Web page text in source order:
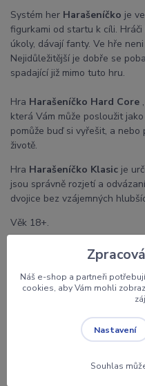
Systém her Harašeníčko je
figurkami od startu k cíli.
úkoly, dávají fanty. Ve hře
Nejidůležitější je dobře se
spadající již mimo tuto hru.
Hra Harašeníčko Hard Core
která Vám může posloužit
pomůže buď si vyřešit, a
životě.
Hra Harašeníčko Klasic je
jsou správně rozjetí a
dvojice bez vzájemných
Věk 18+.
Náš e-shop a partneři
cookies, aby Vám mohli
Nastavení
Souhlas